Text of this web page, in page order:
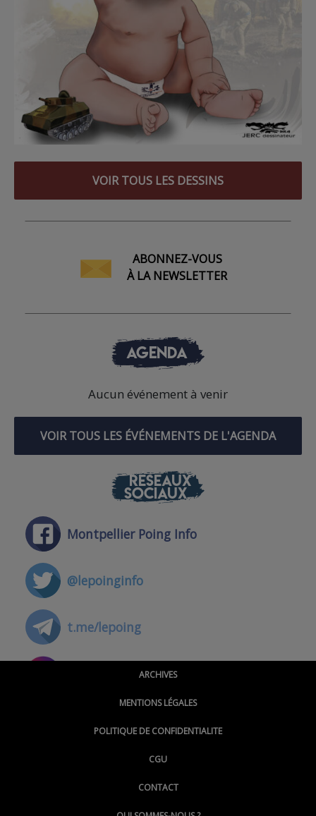
VOIR TOUS LES DESSINS
ABONNEZ-VOUS
À LA NEWSLETTER
AGENDA
Aucun événement à venir
VOIR TOUS LES ÉVÉNEMENTS DE L'AGENDA
RÉSEAUX
SOCIAUX
Montpellier Poing Info
@lepoinginfo
t.me/lepoing
@montpellierpoinginfo
@LePoingMontpellier
ARCHIVES
MENTIONS LÉGALES
POLITIQUE DE CONFIDENTIALITE
CGU
CONTACT